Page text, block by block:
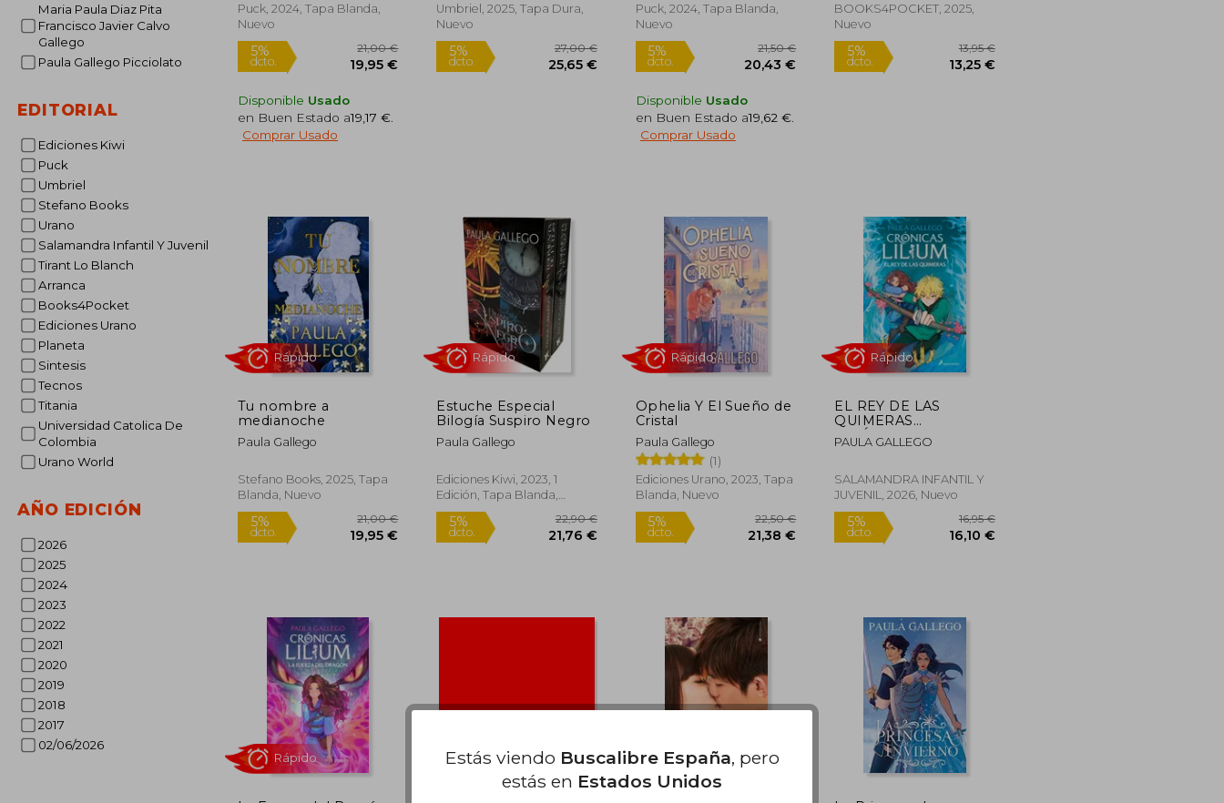
Maria Paula Diaz Pita
Francisco Javier Calvo
Gallego
Paula Gallego Picciolato
EDITORIAL
Ediciones Kiwi
Puck
Umbriel
Stefano Books
Urano
Salamandra Infantil Y Juvenil
Tirant Lo Blanch
Arranca
Books4Pocket
Ediciones Urano
Planeta
Sintesis
Tecnos
Titania
Universidad Catolica De
Colombia
Urano World
AÑO EDICIÓN
2026
2025
2024
2023
2022
2021
2020
2019
2018
2017
02/06/2026
Puck, 2024, Tapa Blanda,
Nuevo
Rápido
Disponible Usado
en Buen Estado a19,17 €
Comprar Usado
Umbriel, 2025, Tapa Dura,
Nuevo
Rápido
Puck, 2024, Tapa Blanda,
Nuevo
Rápido
Disponible Usado
en Buen Estado a19,62 €.
Comprar Usado
BOOKS4POCKET, 2025,
Nuevo
Rápido
Tu nombre a
medianoche
Paula Gallego
Stefano Books, 2025, Tapa
Blanda, Nuevo
5%
dcto.
21,00 €
Rápido
Estuche Especial
Bilogía Suspiro Negro
Paula Gallego
Ediciones Kiwi, 2023, 1
Edición, Tapa Blanda,
Nuevo
22,90 €
Rápido
Ophelia Y El Sueño de
Cristal
Paula Gallego
(1)
Ediciones Urano, 2023, Tapa
Blanda, Nuevo
22,50 €
21,38 €
Rápido
EL REY DE LAS
QUIMERAS
(CRÓNICAS DE LILIUM
2)
PAULA GALLEGO
SALAMANDRA INFANTIL Y
JUVENIL, 2026, Nuevo
5%
dcto.
Rápido
Estás viendo Buscalibre España, pero
estás en Estados Unidos